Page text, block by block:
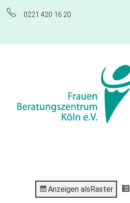
0221 420 16 20
Anzeigen alsRaster